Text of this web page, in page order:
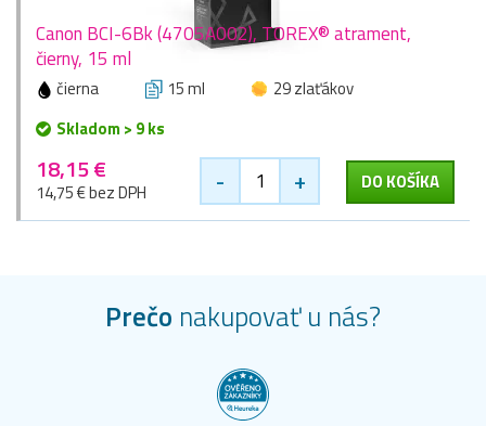
Canon BCI-6Bk (4705A002), TOREX® atrament,
čierny, 15 ml
čierna 15 ml
29 zlaťákov
Skladom > 9 ks
18,15 €
14,75 € bez DPH - + DO KOŠÍKA
Prečo nakupovať u nás?